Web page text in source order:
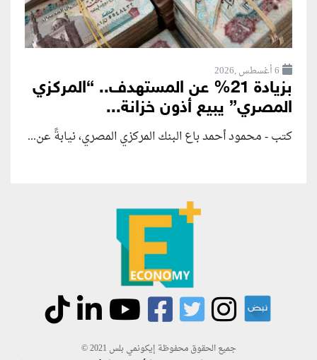
6 أغسطس ,2026
بزيادة 21% عن المستهدف.. “المركزي
المصري” يبيع أذون خزانة...
كتب - محمود أحمد باع البنك المركزي المصري، نيابةً عن...
جميع الحقوق محفوظة إيكونمي بلس 2021 ©